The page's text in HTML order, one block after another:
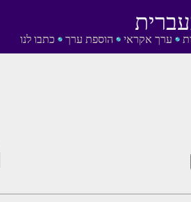
ערך אקראי הוספת ערך כתבו לנו